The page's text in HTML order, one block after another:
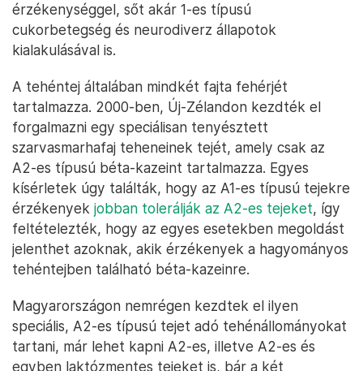
érzékenységgel, sőt akár 1-es típusú
cukorbetegség és neurodiverz állapotok
kialakulásával is.
A tehéntej általában mindkét fajta fehérjét
tartalmazza. 2000-ben, Új-Zélandon kezdték el
forgalmazni egy speciálisan tenyésztett
szarvasmarhafaj teheneinek tejét, amely csak az
A2-es típusú béta-kazeint tartalmazza. Egyes
kísérletek úgy találták, hogy az A1-es típusú tejekre
érzékenyek jobban tolerálják az A2-es tejeket, így
feltételezték, hogy az egyes esetekben megoldást
jelenthet azoknak, akik érzékenyek a hagyományos
tehéntejben található béta-kazeinre.
Magyarországon nemrégen kezdtek el ilyen
speciális, A2-es típusú tejet adó tehénállományokat
tartani, már lehet kapni A2-es, illetve A2-es és
egyben laktózmentes tejeket is, bár a két